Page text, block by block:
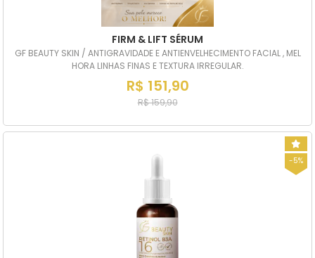
FIRM & LIFT SÉRUM
GF BEAUTY SKIN / ANTIGRAVIDADE E ANTIENVELHECIMENTO FACIAL , MEL
HORA LINHAS FINAS E TEXTURA IRREGULAR.
R$ 151,90
R$ 159,90
-5%